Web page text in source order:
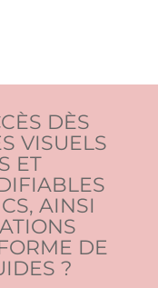
DÈS
VISUELS
ET
AINSI
DE
?